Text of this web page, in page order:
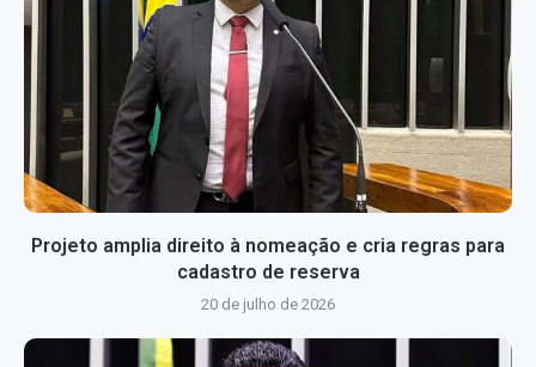
Projeto amplia direito à nomeação e cria regras para
cadastro de reserva
20 de julho de 2026